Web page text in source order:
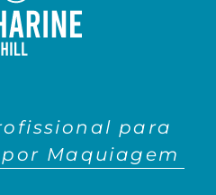
para
Maquiagem